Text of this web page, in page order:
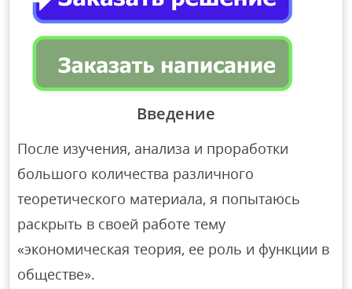
Введение
После изучения, анализа и проработки
большого количества различного
теоретического материала, я попытаюсь
раскрыть в своей работе тему
«экономическая теория, ее роль и функции в
обществе».